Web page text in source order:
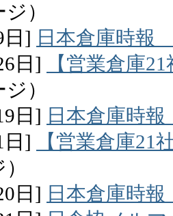
）
日] 日本倉庫時報
日]
【営業倉庫
）
日] 日本倉庫時
日]
【営業倉庫21
日] 日本倉庫時